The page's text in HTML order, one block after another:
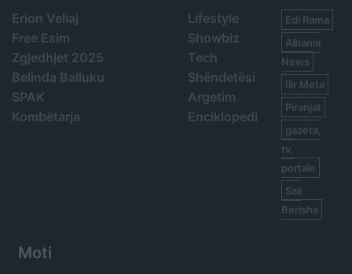
Erion Veliaj
Free Esim
Zgjedhjet 2025
Belinda Balluku
SPAK
Kombëtarja
Lifestyle
Showbiz
Tech
Shëndetësi
Argetim
Enciklopedi
Edi Rama
Albania
News
Ilir Meta
Piranjat
gazeta,
tv,
portale
Sali
Berisha
Moti